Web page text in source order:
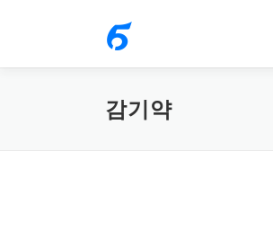
으
감기약